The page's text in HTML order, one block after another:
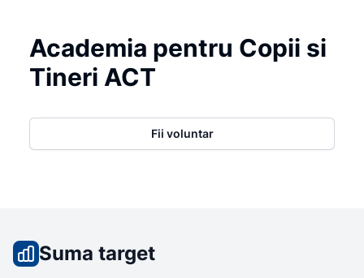
Academia pentru Copii si
Tineri ACT
Fii voluntar
Suma target